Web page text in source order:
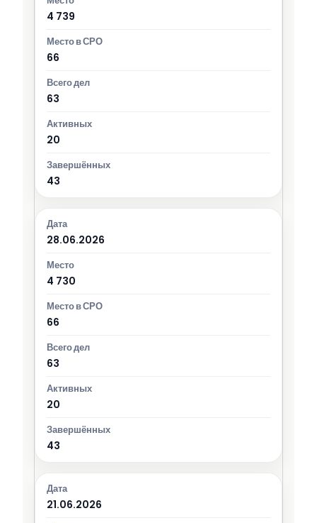
4 739
66
63
20
43
28.06.2026
4 730
66
63
20
43
21.06.2026